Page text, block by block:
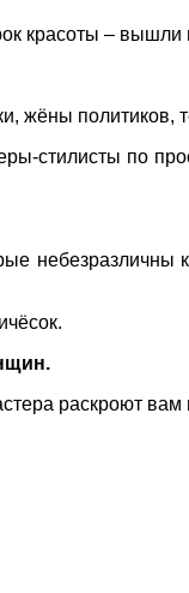
красоты – вышли
жёны политиков,
стилисты по
раскроют вам